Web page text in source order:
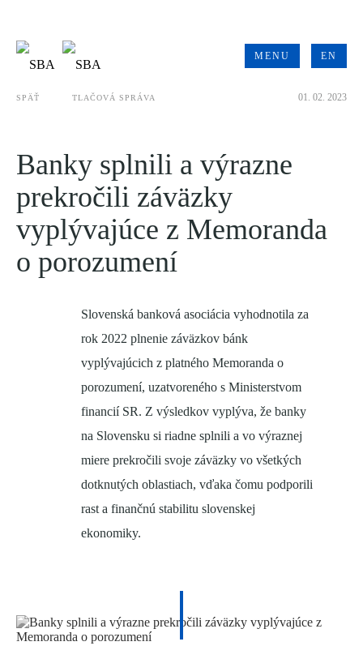
MENU EN
SPÄŤ TLAČOVÁ SPRÁVA 01. 02. 2023
Banky splnili a výrazne
prekročili záväzky
vyplývajúce z Memoranda
o porozumení
Slovenská banková asociácia vyhodnotila za
rok 2022 plnenie záväzkov bánk
vyplývajúcich z platného Memoranda o
porozumení, uzatvoreného s Ministerstvom
financií SR. Z výsledkov vyplýva, že banky
na Slovensku si riadne splnili a vo výraznej
miere prekročili svoje záväzky vo všetkých
dotknutých oblastiach, vďaka čomu podporili
rast a finančnú stabilitu slovenskej
ekonomiky.